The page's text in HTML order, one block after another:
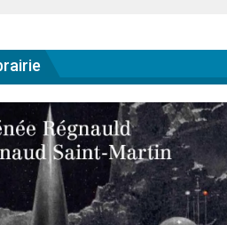
états-